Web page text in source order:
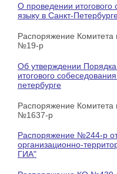
О проведении итогового
языку в Санкт-
Распоряжение Комитета
№19-р
Об утверждении
итогового
петербурге
Распоряжение Комитета
№1637-р
Распоряжение №244-р
организационно-
ГИА"